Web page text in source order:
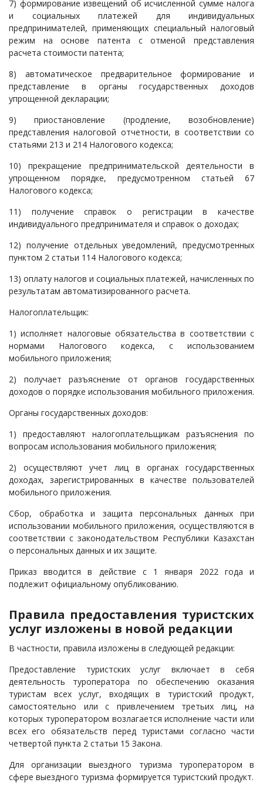
7) формирование извещений об исчисленной сумме налога
и социальных платежей для индивидуальных
предпринимателей, применяющих специальный налоговый
режим на основе патента с отменой представления
расчета стоимости патента;
8) автоматическое предварительное формирование и
представление в органы государственных доходов
упрощенной декларации;
9) приостановление (продление, возобновление)
представления налоговой отчетности, в соответствии со
статьями 213 и 214 Налогового кодекса;
10) прекращение предпринимательской деятельности в
упрощенном порядке, предусмотренном статьей 67
Налогового кодекса;
11) получение справок о регистрации в качестве
индивидуального предпринимателя и справок о доходах;
12) получение отдельных уведомлений, предусмотренных
пунктом 2 статьи 114 Налогового кодекса;
13) оплату налогов и социальных платежей, начисленных по
результатам автоматизированного расчета.
Налогоплательщик:
1) исполняет налоговые обязательства в соответствии с
нормами Налогового кодекса, с использованием
мобильного приложения;
2) получает разъяснение от органов государственных
доходов о порядке использования мобильного приложения.
Органы государственных доходов:
1) предоставляют налогоплательщикам разъяснения по
вопросам использования мобильного приложения;
2) осуществляют учет лиц в органах государственных
доходах, зарегистрированных в качестве пользователей
мобильного приложения.
Сбор, обработка и защита персональных данных при
использовании мобильного приложения, осуществляются в
соответствии с законодательством Республики Казахстан
о персональных данных и их защите.
Приказ вводится в действие с 1 января 2022 года и
подлежит официальному опубликованию.
Правила предоставления туристских
услуг изложены в новой редакции
В частности, правила изложены в следующей редакции:
Предоставление туристских услуг включает в себя
деятельность туроператора по обеспечению оказания
туристам всех услуг, входящих в туристский продукт,
самостоятельно или с привлечением третьих лиц, на
которых туроператором возлагается исполнение части или
всех его обязательств перед туристами согласно части
четвертой пункта 2 статьи 15 Закона.
Для организации выездного туризма туроператором в
сфере выездного туризма формируется туристский продукт.